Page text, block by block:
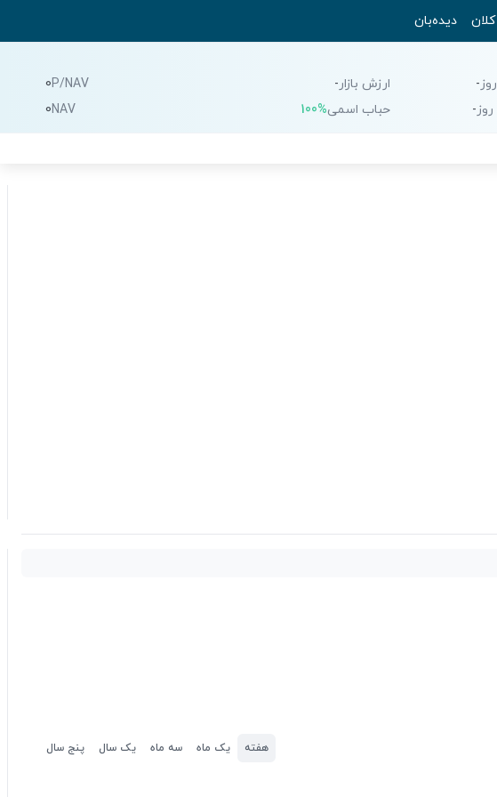
دیده‌بان
-
-
ارزش بازار-
حباب اسمی100%
P/NAV
0
NAV
0
هفته یک ماه سه ماه یک سال پنج سال